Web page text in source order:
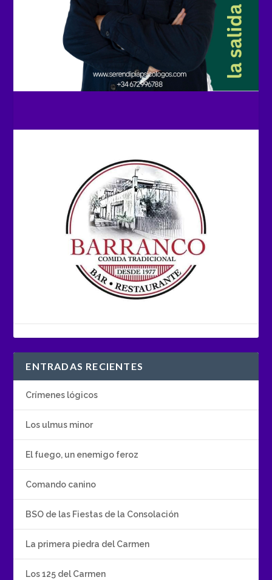
ENTRADAS RECIENTES
Crímenes lógicos
Los ulmus minor
El fuego, un enemigo feroz
Comando canino
BSO de las Fiestas de la Consolación
La primera piedra del Carmen
Los 125 del Carmen